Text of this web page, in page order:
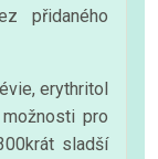
přidaného
erythritol
pro
sladší